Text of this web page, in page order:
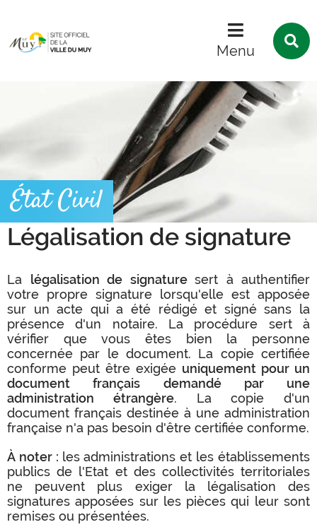
Menu
État Civil
Légalisation de signature
La légalisation de signature sert à authentifier
votre propre signature lorsqu'elle est apposée
sur un acte qui a été rédigé et signé sans la
présence d'un notaire. La procédure sert à
vérifier que vous êtes bien la personne
concernée par le document. La copie certifiée
conforme peut être exigée uniquement pour un
document français demandé par une
administration étrangère. La copie d'un
document français destinée à une administration
française n'a pas besoin d'être certifiée conforme.
À noter : les administrations et les établissements
publics de l'Etat et des collectivités territoriales
ne peuvent plus exiger la légalisation des
signatures apposées sur les pièces qui leur sont
remises ou présentées.